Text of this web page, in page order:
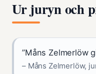
Ur juryn och
”Måns Zelmerlöw
– Måns Zelmerlöw,